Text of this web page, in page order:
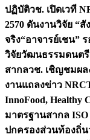
ปฏิบัติวช. เปิดเวที
2570 ดันงานวิจัย “
จริง“อาจารย์เชน”
วิจัยวัฒนธรรมดนต
สากลวช. เชิญชมผ
งานแถลงข่าว
InnoFood, Healthy
มาตรฐานสากล
ปกครองส่วนท้องถิ่น